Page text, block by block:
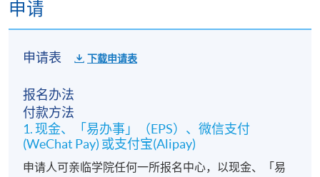
申请
申请表 下载申请表
报名办法
付款方法
1. 现金、「易办事」（EPS）、微信支付
(WeChat Pay) 或支付宝(Alipay)
申请人可亲临学院任何一所报名中心，以现金、「易